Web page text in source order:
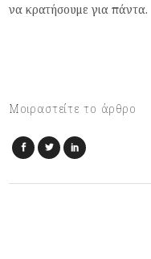
να κρατήσουμε για πάντα.
Μοιραστείτε το άρθρο